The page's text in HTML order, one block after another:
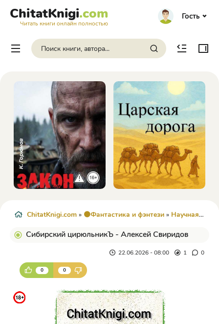
ChitatKnigi.com
Читать книги онлайн полностью
Гость
ChitatKnigi.com » 🟠Фантастика и фэнтези » Научная Фантастика
Сибирский цирюльникЪ - Алексей Свиридов
22.06.2026 - 08:00 1 0
0 0